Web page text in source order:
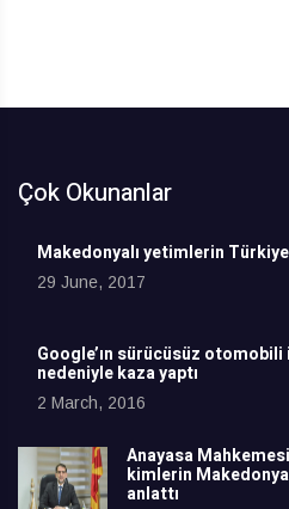
Çok Okunanlar
Makedonyalı yetimlerin
29 June, 2017
Google’ın sürücüsüz
nedeniyle kaza yaptı
2 March, 2016
Anayasa
kimlerin
anlattı